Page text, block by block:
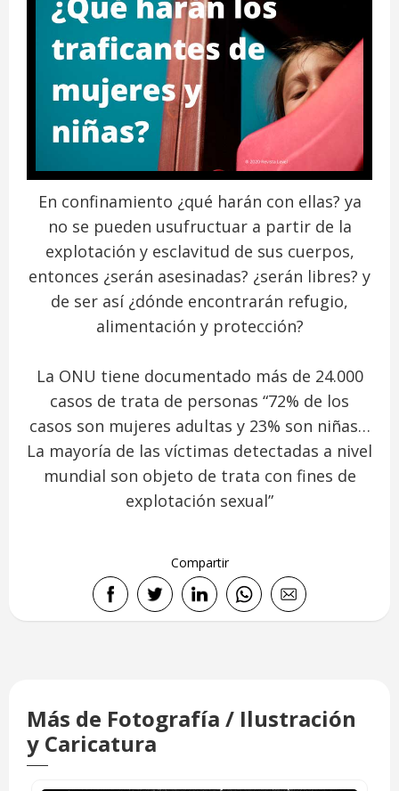
En confinamiento ¿qué harán con ellas? ya
no se pueden usufructuar a partir de la
explotación y esclavitud de sus cuerpos,
entonces ¿serán asesinadas? ¿serán libres? y
de ser así ¿dónde encontrarán refugio,
alimentación y protección?
La ONU tiene documentado más de 24.000
casos de trata de personas “72% de los
casos son mujeres adultas y 23% son niñas…
La mayoría de las víctimas detectadas a nivel
mundial son objeto de trata con fines de
explotación sexual”
Compartir
Más de Fotografía / Ilustración
y Caricatura